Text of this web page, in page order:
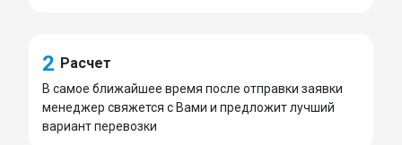
2 Расчет
В самое ближайшее время после отправки заявки
менеджер свяжется с Вами и предложит лучший
вариант перевозки